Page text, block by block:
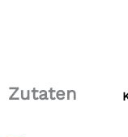
Zutaten